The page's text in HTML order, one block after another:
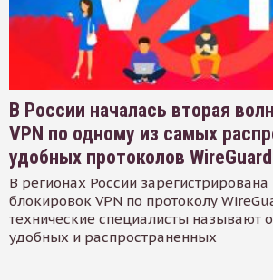
В России началась вторая
VPN по одному из самых
удобных протоколов WireGuard
В регионах России зарегистрирована
блокировок VPN по протоколу
технические специалисты называют
удобных и распространенных